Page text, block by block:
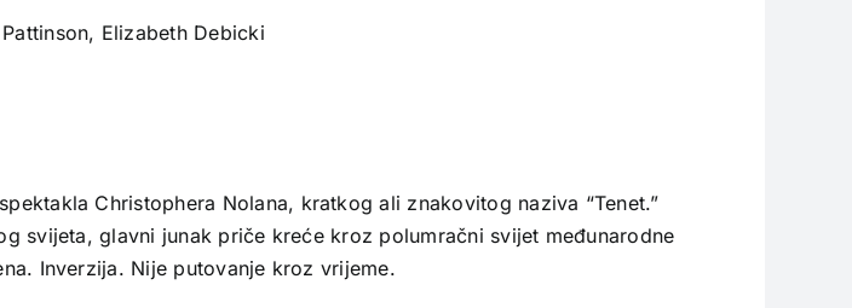
Elizabeth Debicki
Christophera Nolana, kratkog ali znakovitog naziva “Tenet.”
svijeta, glavni junak priče kreće kroz polumračni svijet međunarodne
Inverzija. Nije putovanje kroz vrijeme.